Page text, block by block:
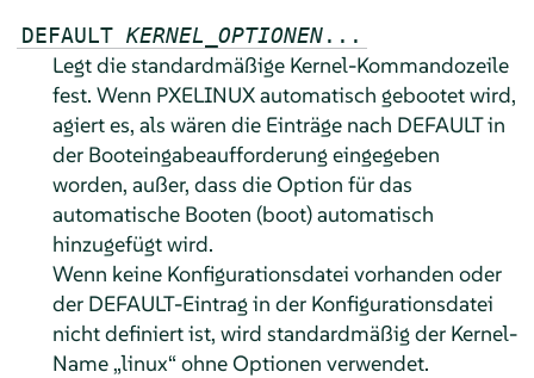
DEFAULT KERNEL_OPTIONEN...
Legt die standardmäßige Kernel-Kommandozeile
fest. Wenn PXELINUX automatisch gebootet wird,
agiert es, als wären die Einträge nach DEFAULT in
der Booteingabeaufforderung eingegeben
worden, außer, dass die Option für das
automatische Booten (boot) automatisch
hinzugefügt wird.
Wenn keine Konfigurationsdatei vorhanden oder
der DEFAULT-Eintrag in der Konfigurationsdatei
nicht definiert ist, wird standardmäßig der Kernel-
Name„linux“ohne Optionen verwendet.